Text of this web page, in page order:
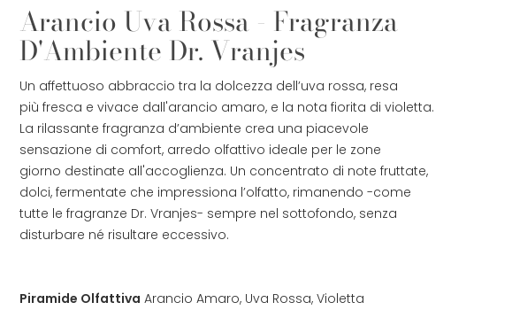
Arancio Uva Rossa - Fragranza
D'Ambiente Dr. Vranjes
Un affettuoso abbraccio tra la dolcezza dell’uva rossa, resa
più fresca e vivace dall'arancio amaro, e la nota fiorita di violetta.
La rilassante fragranza d’ambiente crea una piacevole
sensazione di comfort, arredo olfattivo ideale per le zone
giorno destinate all'accoglienza. Un concentrato di note fruttate,
dolci, fermentate che impressiona l’olfatto, rimanendo -come
tutte le fragranze Dr. Vranjes- sempre nel sottofondo, senza
disturbare né risultare eccessivo.
Piramide Olfattiva Arancio Amaro, Uva Rossa, Violetta